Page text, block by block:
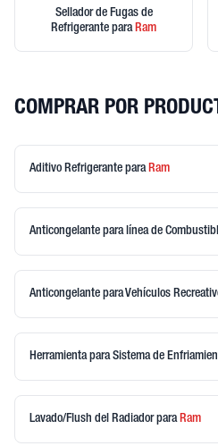
Sellador de Fugas de
Refrigerante paraRam
COMPRAR POR
Aditivo Refrigerante para Ram
Anticongelante para línea de
Anticongelante para Vehículos
Herramienta para Sistema de
Lavado/Flush del Radiadorpara Ram